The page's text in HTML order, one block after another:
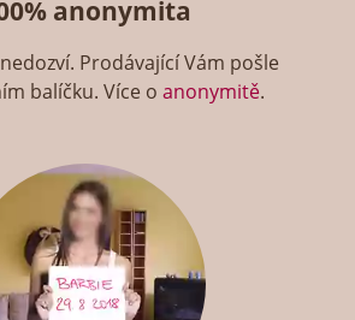
anonymita
Prodávající Vám pošle
balíčku. Více oanonymitě.